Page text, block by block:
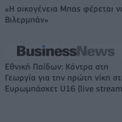
«Η οικογένεια Μπας φέρεται
Βιλερμπάν»
Εθνική Παίδων: Κόντρα στη
Γεωργία για την πρώτη νίκη
Ευρωμπάσκετ U16 (live